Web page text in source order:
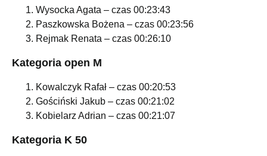
Wysocka Agata – czas 00:23:43
Paszkowska Bożena – czas 00:23:56
Rejmak Renata – czas 00:26:10
Kategoria open M
Kowalczyk Rafał – czas 00:20:53
Gościński Jakub – czas 00:21:02
Kobielarz Adrian – czas 00:21:07
Kategoria K 50